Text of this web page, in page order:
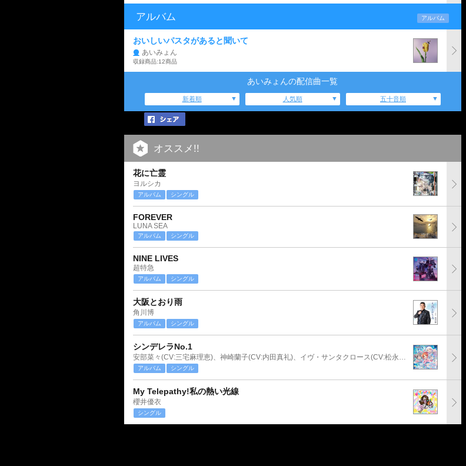
アルバム アルバム
おいしいパスタがあると聞いて
あいみょん
収録商品:12商品
あいみょんの配信曲一覧
新着順 人気順 五十音順
オススメ!!
花に亡霊
ヨルシカ
アルバム シングル
FOREVER
LUNA SEA
アルバム シングル
NINE LIVES
超特急
アルバム シングル
大阪とおり雨
角川博
アルバム シングル
シンデレラNo.1
安部菜々(CV:三宅麻理恵)、神崎蘭子(CV:内田真礼)、イヴ・サンタクロース(CV:松永あかね)
アルバム シングル
My Telepathy!私の熱い光線
櫻井優衣
シングル